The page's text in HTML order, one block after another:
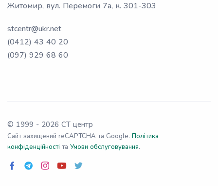
Житомир, вул. Перемоги 7а, к. 301-303
stcentr@ukr.net
(0412) 43 40 20
(097) 929 68 60
© 1999 - 2026 СТ центр
Сайт захищений reCAPTCHA та Google. Політика
конфіденційності та Умови обслуговування.